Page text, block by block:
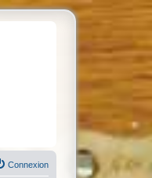
Connexion